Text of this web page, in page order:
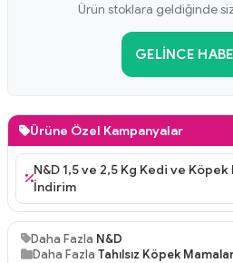
Ürün stoklara geldiğinde
GELINCE
Ürüne Özel Kampanyalar
N&D 1,5 ve 2,5 Kg Kedi ve Köpek
İndirim
Daha Fazla N&D
Daha Fazla Tahılsız Köpek